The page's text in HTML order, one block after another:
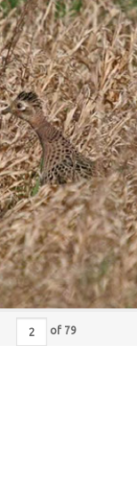
of 79